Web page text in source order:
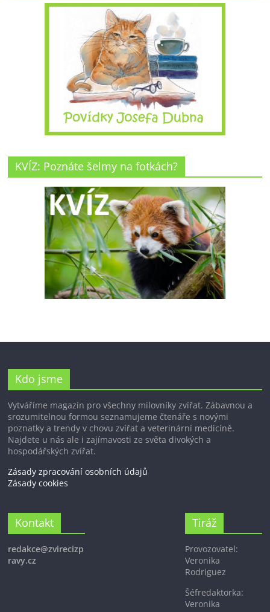
KVÍZ: Poznáte šelmy na fotkách?
Kdo jsme
Vytváříme magazín pro všechny milovníky zvířat. Zábavnou a
srozumitelnou formou seznamujeme čtenáře s novými
poznatky a trendy v chovu zvířat a veterinární medicíně.
Najdete u nás ale i zajímavosti ze světa divokých a
hospodářských zvířat.
Zásady zpracování osobních údajů
Zásady cookies
Kontakt
redakce@zvirecizp
ravy.cz
Tiráž
Provozovatel:
Veronika
Rodriguez
Šéfredaktorka:
Veronika